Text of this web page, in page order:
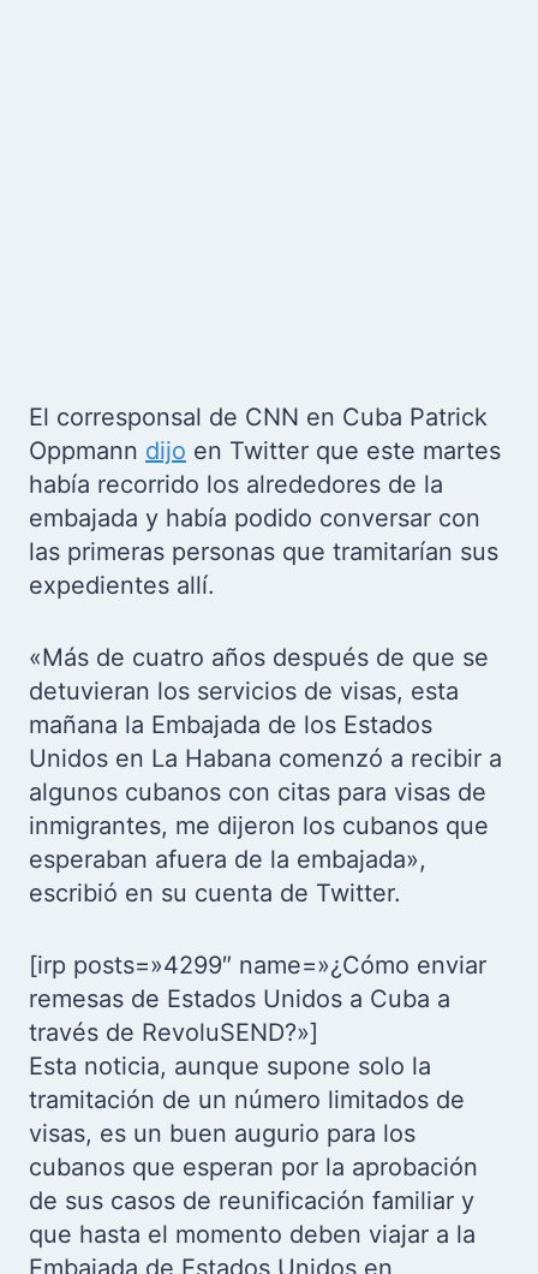
El corresponsal de CNN en Cuba Patrick
Oppmann dijo en Twitter que este martes
había recorrido los alrededores de la
embajada y había podido conversar con
las primeras personas que tramitarían sus
expedientes allí.
«Más de cuatro años después de que se
detuvieran los servicios de visas, esta
mañana la Embajada de los Estados
Unidos en La Habana comenzó a recibir a
algunos cubanos con citas para visas de
inmigrantes, me dijeron los cubanos que
esperaban afuera de la embajada»,
escribió en su cuenta de Twitter.
[irp posts=»4299″ name=»¿Cómo enviar
remesas de Estados Unidos a Cuba a
través de RevoluSEND?»]
Esta noticia, aunque supone solo la
tramitación de un número limitados de
visas, es un buen augurio para los
cubanos que esperan por la aprobación
de sus casos de reunificación familiar y
que hasta el momento deben viajar a la
Embajada de Estados Unidos en